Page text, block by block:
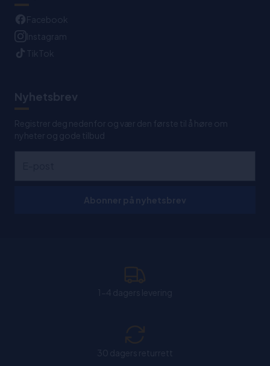
Facebook
Instagram
TikTok
Nyhetsbrev
Registrer deg nedenfor og vær den første til å høre om
nyheter og gode tilbud